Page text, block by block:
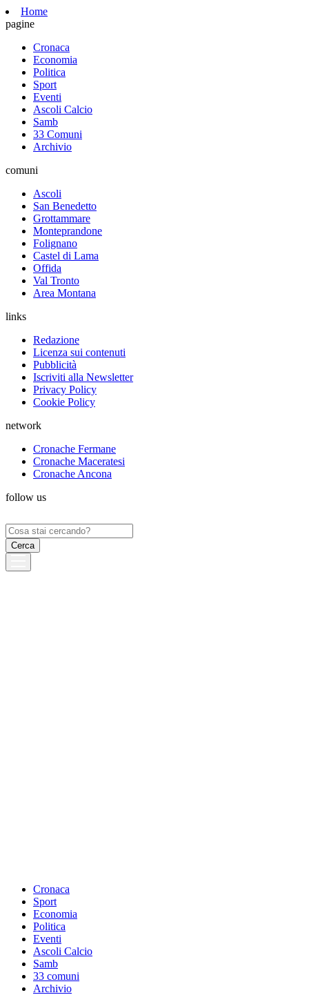
Home
pagine
Cronaca
Economia
Politica
Sport
Eventi
Ascoli Calcio
Samb
33 Comuni
Archivio
comuni
Ascoli
San Benedetto
Grottammare
Monteprandone
Folignano
Castel di Lama
Offida
Val Tronto
Area Montana
links
Redazione
Licenza sui contenuti
Pubblicità
Iscriviti alla Newsletter
Privacy Policy
Cookie Policy
network
Cronache Fermane
Cronache Maceratesi
Cronache Ancona
follow us
Ricerca
per:
Cronaca
Sport
Economia
Politica
Eventi
Ascoli Calcio
Samb
33 comuni
Archivio